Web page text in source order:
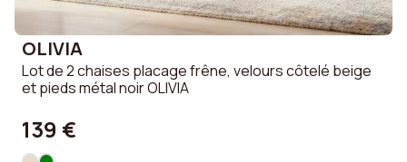
OLIVIA
Lot de 2 chaises placage frêne, velours côtelé beige
et pieds métal noir OLIVIA
139 €